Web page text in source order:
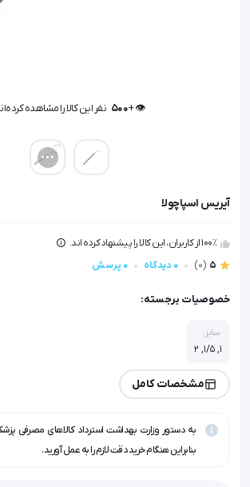
👁️ +
500 نفر این کالا را مشاهده
آیریس اسپاچولا
100٪ از کاربران، این کالا را پیشنهاد کرده اند.
5
(0) 0 دیدگاه 0 پرسش
خصوصیات برجسته:
سایز:
1, 1/5, 2
مشخصات کامل
به دستور وزارت بهداشت استرداد کالاهای مصرفی
بنابراین هنگام خرید دقت لازم را به عمل آورید.